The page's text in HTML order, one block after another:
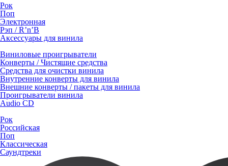
Рок
Поп
Электронная
Рэп / R’n’B
Аксессуары для винила
Виниловые проигрыватели
Конверты / Чистящие средства
Средства для очистки винила
Внутренние конверты для винила
Внешние конверты / пакеты для винила
Проигрыватели винила
Audio CD
Рок
Российская
Поп
Классическая
Саундтреки